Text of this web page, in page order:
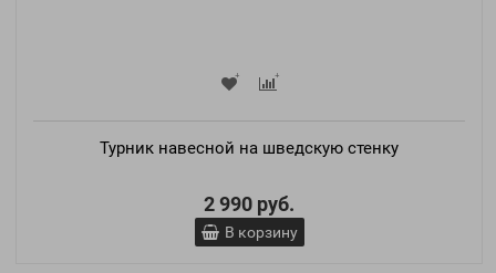
Турник навесной на шведскую стенку
2 990 руб.
В корзину